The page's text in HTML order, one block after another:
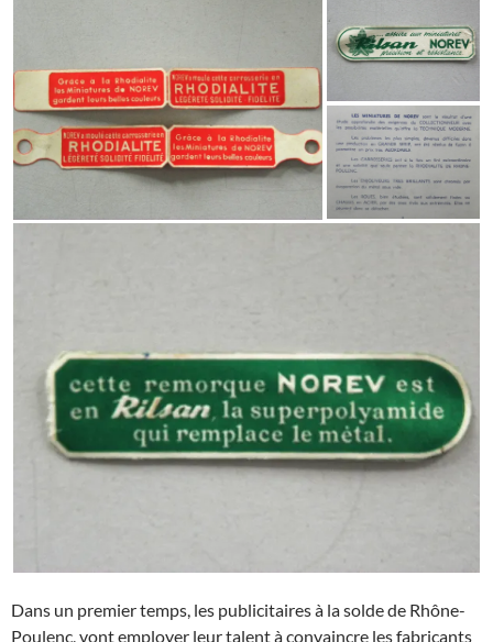
Dans un premier temps, les publicitaires à la solde de Rhône-
Poulenc, vont employer leur talent à convaincre les fabricants